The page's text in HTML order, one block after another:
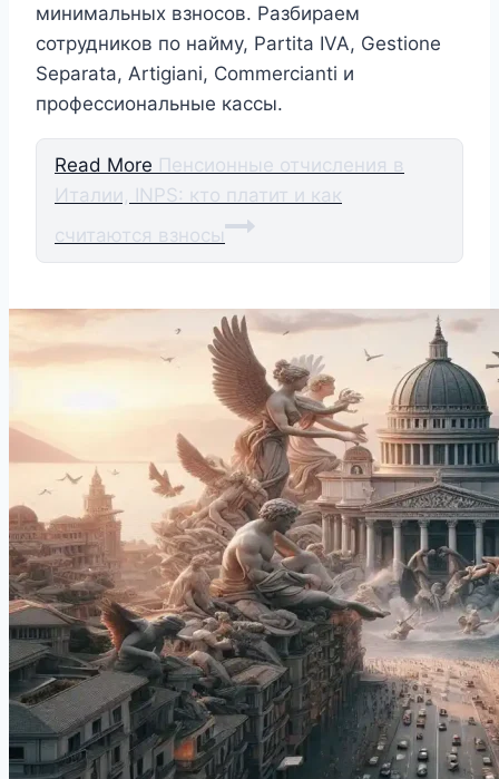
минимальных взносов. Разбираем
сотрудников по найму, Partita IVA, Gestione
Separata, Artigiani, Commercianti и
профессиональные кассы.
Read More Пенсионные отчисления в
Италии, INPS: кто платит и как
считаются взносы